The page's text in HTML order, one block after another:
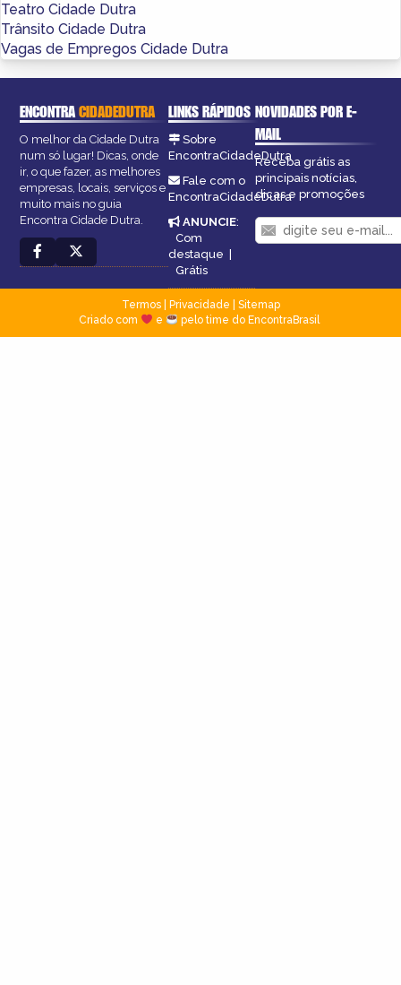
Teatro Cidade Dutra
Trânsito Cidade Dutra
Vagas de Empregos Cidade Dutra
ENCONTRACIDADEDUTRA
O melhor da Cidade Dutra
num só lugar! Dicas, onde
ir, o que fazer, as melhores
empresas, locais, serviços e
muito mais no guia
Encontra Cidade Dutra.
LINKS RÁPIDOS
Sobre
EncontraCidadeDutra
Fale com o
EncontraCidadeDutra
ANUNCIE:
Com
destaque
Grátis
NOVIDADES POR E-
MAIL
Receba grátis as
principais notícias,
dicas e promoções
Termos| Privacidade
Sitemap
Criado com
e pelo time do EncontraBrasil